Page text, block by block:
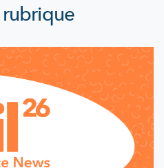
rubrique